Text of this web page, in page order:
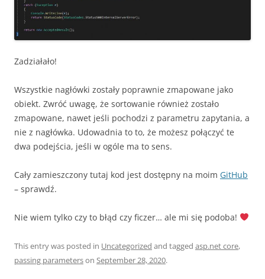
Zadziałało!
Wszystkie nagłówki zostały poprawnie zmapowane jako
obiekt. Zwróć uwagę, że sortowanie również zostało
zmapowane, nawet jeśli pochodzi z parametru zapytania, a
nie z nagłówka. Udowadnia to to, że możesz połączyć te
dwa podejścia, jeśli w ogóle ma to sens.
Cały zamieszczony tutaj kod jest dostępny na moim GitHub
– sprawdź.
Nie wiem tylko czy to błąd czy ficzer… ale mi się podoba!
This entry was posted in Uncategorized and tagged asp.net core,
passing parameterson September 28, 2020.